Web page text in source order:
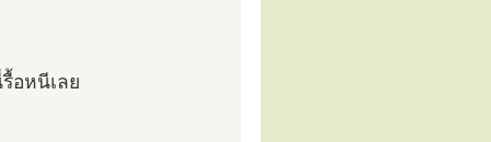
อหนีเลย